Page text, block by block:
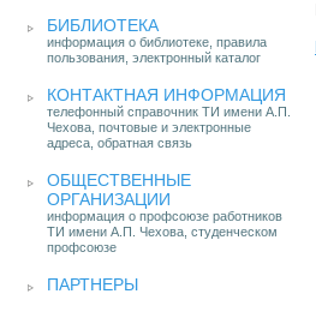
БИБЛИОТЕКА
информация о библиотеке, правила
пользования, электронный каталог
КОНТАКТНАЯ ИНФОРМАЦИЯ
телефонный справочник ТИ имени А.П.
Чехова, почтовые и электронные
адреса, обратная связь
ОБЩЕСТВЕННЫЕ
ОРГАНИЗАЦИИ
информация о профсоюзе работников
ТИ имени А.П. Чехова, студенческом
профсоюзе
ПАРТНЕРЫ